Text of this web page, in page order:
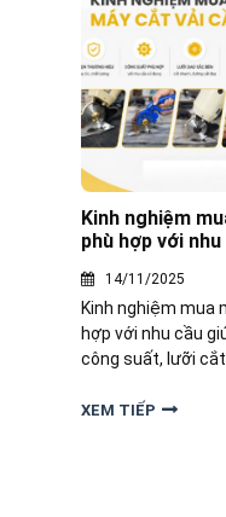
Kinh nghiệm
phù hợp với nhu
14/11/2025
Kinh nghiệm mua
hợp với nhu cầu
công suất, lưỡi
xưởng may và cá
XEM TIẾP